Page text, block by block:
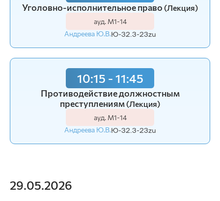
Уголовно-исполнительное право (Лекция)
ауд. М1-14
Андреева Ю.В.Ю-32.3-23zu
10:15 - 11:45
Противодействие должностным
преступлениям(Лекция)
ауд. М1-14
Андреева Ю.В.Ю-32.3-23zu
29.05.2026